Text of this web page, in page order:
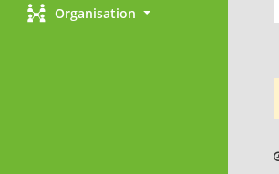
Organisation